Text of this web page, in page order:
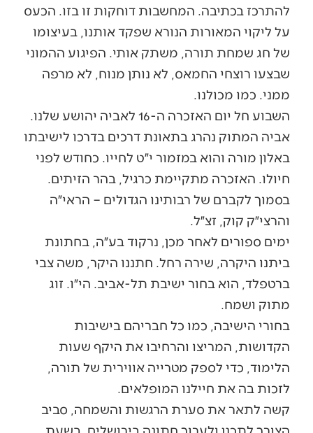
להתרכז בכתיבה. המחשבות דוחקות זו בזו. הכעס
על ליקוי המאורות הנורא שפקד אותנו, בעיצומו
של חג שמחת תורה, משתק אותי. הפיגוע ההמוני
שבצעו רוצחי החמאס, לא נותן מנוח, לא מרפה
ממני. כמו מכולנו.
השבוע חל יום האזכרה ה-16 לאביה יהושע שלנו.
אביה המתוק נהרג בתאונת דרכים בדרכו לישיבתו
באלון מורה והוא במזמור י״ט לחייו. כחודש לפני
חיולו. האזכרה מתקיימת כרגיל, בהר הזיתים.
בסמוך לקברם של רבותינו הגדולים – הראי״ה
והרצי״ק קוק, זצ״ל.
ימים ספורים לאחר מכן, נרקוד בע״ה, בחתונת
ביתנו היקרה, שירה רחל. חתננו היקר, משה צבי
ברטפלד, הוא בחור ישיבת תל-אביב. הי״ו. זוג
מתוק ושמח.
בחורי הישיבה, כמו כל חבריהם בישיבות
הקדושות, המריצו והרחיבו את היקף שעות
הלימוד, כדי לספק מטרייה אווירית של תורה,
לזכות בה את חיילנו המופלאים.
קשה לתאר את סערת הרגשות והשמחה, סביב
הצורך לתכנן ולערוך חתונה בירושלים, בשעת